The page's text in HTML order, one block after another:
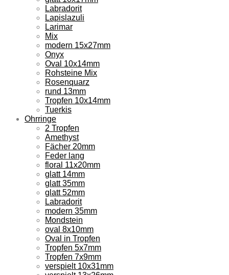
Labradorit
Lapislazuli
Larimar
Mix
modern 15x27mm
Onyx
Oval 10x14mm
Rohsteine Mix
Rosenquarz
rund 13mm
Tropfen 10x14mm
Tuerkis
Ohrringe
2 Tropfen
Amethyst
Fächer 20mm
Feder lang
floral 11x20mm
glatt 14mm
glatt 35mm
glatt 52mm
Labradorit
modern 35mm
Mondstein
oval 8x10mm
Oval in Tropfen
Tropfen 5x7mm
Tropfen 7x9mm
verspielt 10x31mm